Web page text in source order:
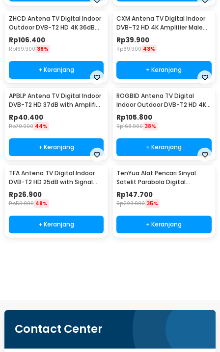
ZHCD Antena TV Digital Indoor
Outdoor DVB-T2 HD 4K 36dB
Amplifier - ZH3
Rp106.400
Rp169.900 38%
+ Keranjang
CXM Antena TV Digital Indoor
DVB-T2 HD 4K Amplifier Male
Plug 25dB - C120
Rp39.900
Rp69.900 43%
+ Keranjang
APBLP Antena TV Digital Indoor
DVB-T2 HD 37dB with Amplifier
- AP-36
Rp40.400
Rp70.900 44%
+ Keranjang
ROGBID Antena TV Digital
Indoor Outdoor DVB-T2 HD 4K
36dB Amplifier - RG80
Rp105.800
Rp168.900 38%
+ Keranjang
TFA Antena TV Digital Indoor
DVB-T2 HD 25dB with Signal
Booster - T109
Rp26.900
Rp50.900 48%
+ Keranjang
TenYua Alat Pencari Sinyal
Satelit Parabola Digital
Satellite Finder - SF-95DR
Rp147.700
Rp223.900 35%
+ Keranjang
Contact Center